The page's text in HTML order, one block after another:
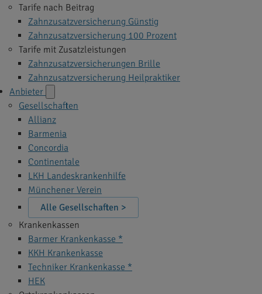
Tarife nach Beitrag
Zahnzusatzversicherung Günstig
Zahnzusatzversicherung 100 Prozent
Tarife mit Zusatzleistungen
Zahnzusatzversicherungen Brille
Zahnzusatzversicherung Heilpraktiker
Anbieter
Gesellschaften
Allianz
Barmenia
Concordia
Continentale
LKH Landeskrankenhilfe
Münchener Verein
Alle Gesellschaften >
Krankenkassen
Barmer Krankenkasse *
KKH Krankenkasse
Techniker Krankenkasse *
HEK